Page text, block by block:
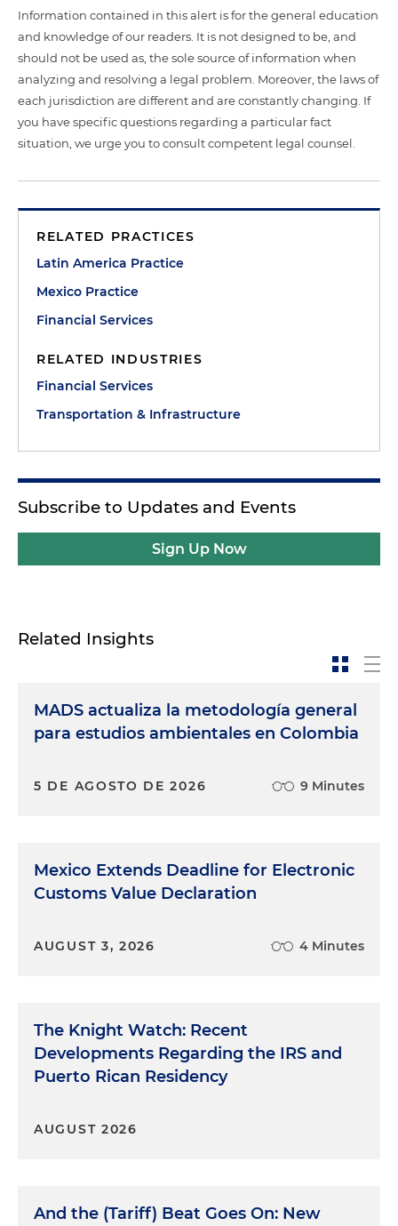
Information contained in this alert is for the general education
and knowledge of our readers. It is not designed to be, and
should not be used as, the sole source of information when
analyzing and resolving a legal problem. Moreover, the laws of
each jurisdiction are different and are constantly changing. If
you have specific questions regarding a particular fact
situation, we urge you to consult competent legal counsel.
RELATED PRACTICES
Latin America Practice
Mexico Practice
Financial Services
RELATED INDUSTRIES
Financial Services
Transportation & Infrastructure
Subscribe to Updates and Events
Sign Up Now
Related Insights
MADS actualiza la metodología general
para estudios ambientales en Colombia
5 DE AGOSTO DE 2026 9 Minutes
Mexico Extends Deadline for Electronic
Customs Value Declaration
AUGUST 3, 2026 4 Minutes
The Knight Watch: Recent
Developments Regarding the IRS and
Puerto Rican Residency
AUGUST 2026
And the (Tariff) Beat Goes On: New